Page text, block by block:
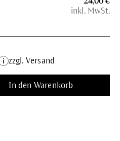
inkl. MwSt.
zzgl. Versand
In den Warenkorb